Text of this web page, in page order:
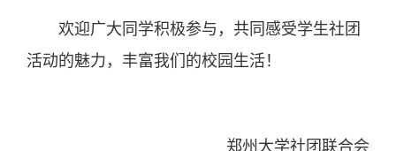
欢迎广大同学积极参与，共同感受学生社团
活动的魅力，丰富我们的校园生活！
郑州大学社团联合会